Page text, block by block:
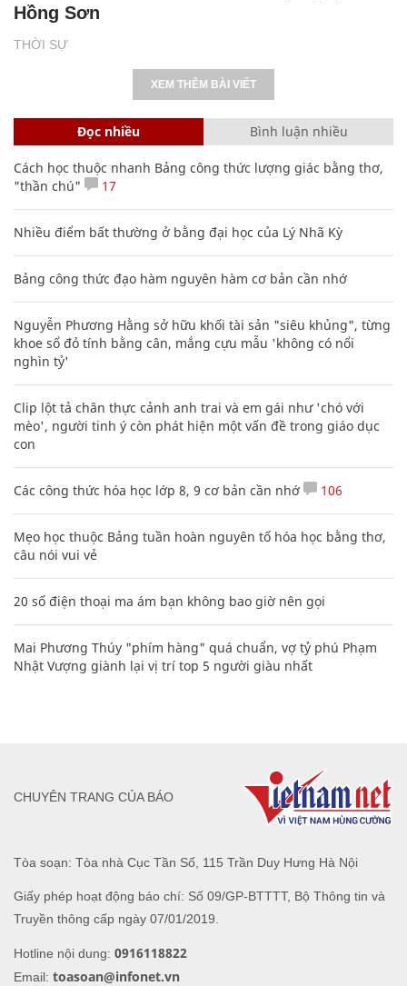
THỜI SỰ
Hồng Sơn
XEM THÊM BÀI VIẾT
Đọc nhiều Bình luận nhiều
Cách học thuộc nhanh Bảng công thức lượng giác bằng thơ,
"thần chú"
17
Nhiều điểm bất thường ở bằng đại học của Lý Nhã Kỳ
Bảng công thức đạo hàm nguyên hàm cơ bản cần nhớ
Nguyễn Phương Hằng sở hữu khối tài sản "siêu khủng", từng
khoe sổ đỏ tính bằng cân, mắng cựu mẫu 'không có nổi
nghìn tỷ'
Clip lột tả chân thực cảnh anh trai và em gái như 'chó với
mèo', người tinh ý còn phát hiện một vấn đề trong giáo dục
con
Các công thức hóa học lớp 8, 9 cơ bản cần nhớ 106
Mẹo học thuộc Bảng tuần hoàn nguyên tố hóa học bằng thơ,
câu nói vui vẻ
20 số điện thoại ma ám bạn không bao giờ nên gọi
Mai Phương Thúy "phím hàng" quá chuẩn, vợ tỷ phú Phạm
Nhật Vượng giành lại vị trí top 5 người giàu nhất
Tòa soạn: Tòa nhà Cục Tần Số, 115 Trần Duy Hưng Hà Nội
Giấy phép hoạt động báo chí: Số 09/GP-BTTTT, Bộ Thông tin và
Truyền thông cấp ngày 07/01/2019.
Hotline nội dung: 0916118822
Email: toasoan@infonet.vn
CHUYÊN TRANG CỦA BÁO